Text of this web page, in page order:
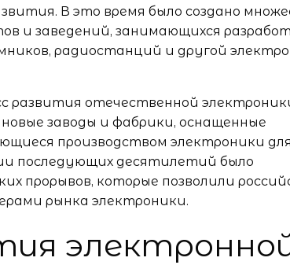
В это время было создано
и заведений, занимающихся
радиостанций и другой
развития отечественной
заводы и фабрики, оснащенные
производством электроники для
последующих десятилетий было
прорывов, которые позволили
рынка электроники.